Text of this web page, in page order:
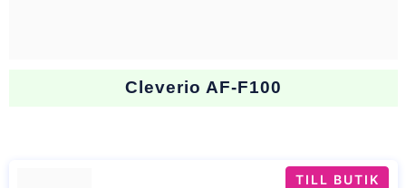
Cleverio AF-F100
TILL BUTIK